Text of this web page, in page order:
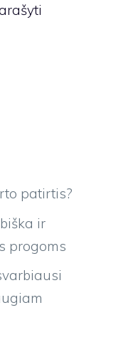
patirtis?
ir
progoms